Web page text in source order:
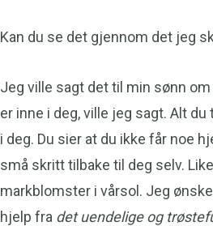
Kan du se det gjennom det jeg
Jeg ville sagt det til min sønn
er inne i deg, ville jeg sagt. Alt
i deg. Du sier at du ikke får noe
små skritt tilbake til deg selv.
markblomster i vårsol. Jeg
hjelp fra det uendelige og